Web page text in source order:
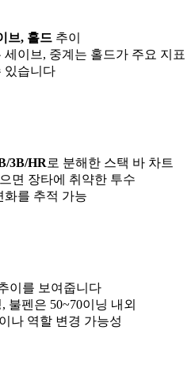
브, 홀드 추이
이브, 중계는 홀드가 주요 지표
있습니다
3B/HR로 분해한 스택 바 차트
면 장타에 취약한 투수
화를 추적 가능
이를 보여줍니다
불펜은 50~70이닝 내외
나 역할 변경 가능성